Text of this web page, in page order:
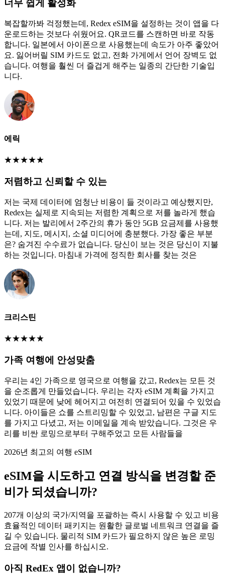
너무 쉽게 활성화
복잡할까봐 걱정했는데, Redex eSIM을 설정하는 것이 앱을 다
운로드하는 것보다 쉬웠어요. QR코드를 스캔하면 바로 작동
합니다. 일본에서 아이폰으로 사용했는데 속도가 아주 좋았어
요. 잃어버릴 SIM 카드도 없고, 전화 가게에서 언어 장벽도 없
습니다. 여행을 훨씬 더 즐겁게 해주는 일종의 간단한 기술입
니다.
에릭
★★★★★
저렴하고 신뢰할 수 있는
저는 국제 데이터에 엄청난 비용이 들 것이라고 예상했지만,
Redex는 실제로 지속되는 저렴한 계획으로 저를 놀라게 했습
니다. 저는 발리에서 2주간의 휴가 동안 5GB 요금제를 사용했
는데, 지도, 메시지, 소셜 미디어에 충분했다. 가장 좋은 부분
은? 숨겨진 수수료가 없습니다. 당신이 보는 것은 당신이 지불
하는 것입니다. 마침내 가격에 정직한 회사를 찾는 것은
크리스틴
★★★★★
가족 여행에 안성맞춤
우리는 4인 가족으로 영국으로 여행을 갔고, Redex는 모든 것
을 순조롭게 만들었습니다. 우리는 각자 eSIM 계획을 가지고
있었기 때문에 낮에 헤어지고 여전히 연결되어 있을 수 있었습
니다. 아이들은 쇼를 스트리밍할 수 있었고, 남편은 구글 지도
를 가지고 다녔고, 저는 이메일을 계속 받았습니다. 그것은 우
리를 비싼 로밍으로부터 구해주었고 모든 사람들을
2026년 최고의 여행 eSIM
eSIM을 시도하고 연결 방식을 변경할 준
비가 되셨습니까?
207개 이상의 국가/지역을 포괄하는 즉시 사용할 수 있고 비용
효율적인 데이터 패키지는 원활한 글로벌 네트워크 연결을 즐
길 수 있습니다. 물리적 SIM 카드가 필요하지 않은 높은 로밍
요금에 작별 인사를 하십시오.
아직 RedEx 앱이 없습니까?